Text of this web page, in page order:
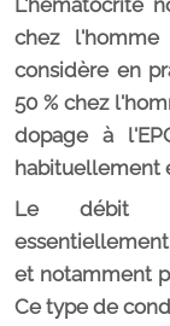
L'hématocrite
chez
considère en
50 % chez
dopage à
habituellement
Le débit
et notamment
Ce type de